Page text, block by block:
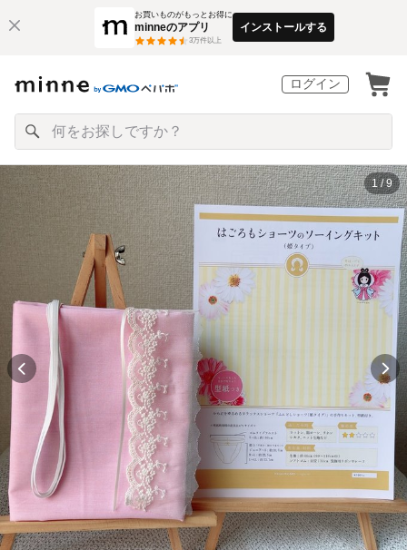
お買いものがもっとお得に
minneのアプリ
3万件以上
インストールする
ログイン
1 / 9